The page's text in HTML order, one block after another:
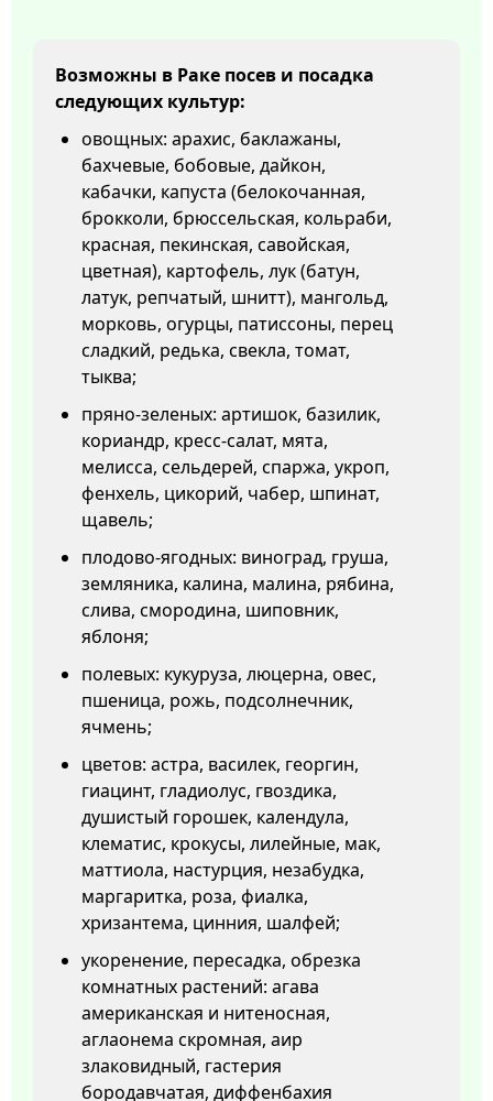
Возможны в Раке посев и посадка
следующих культур:
овощных: арахис, баклажаны,
бахчевые, бобовые, дайкон,
кабачки, капуста (белокочанная,
брокколи, брюссельская, кольраби,
красная, пекинская, савойская,
цветная), картофель, лук (батун,
латук, репчатый, шнитт), мангольд,
морковь, огурцы, патиссоны, перец
сладкий, редька, свекла, томат,
тыква;
пряно-зеленых: артишок, базилик,
кориандр, кресс-салат, мята,
мелисса, сельдерей, спаржа, укроп,
фенхель, цикорий, чабер, шпинат,
щавель;
плодово-ягодных: виноград, груша,
земляника, калина, малина, рябина,
слива, смородина, шиповник,
яблоня;
полевых: кукуруза, люцерна, овес,
пшеница, рожь, подсолнечник,
ячмень;
цветов: астра, василек, георгин,
гиацинт, гладиолус, гвоздика,
душистый горошек, календула,
клематис, крокусы, лилейные, мак,
маттиола, настурция, незабудка,
маргаритка, роза, фиалка,
хризантема, цинния, шалфей;
укоренение, пересадка, обрезка
комнатных растений: агава
американская и нитеносная,
аглаонема скромная, аир
злаковидный, гастерия
бородавчатая, диффенбахия